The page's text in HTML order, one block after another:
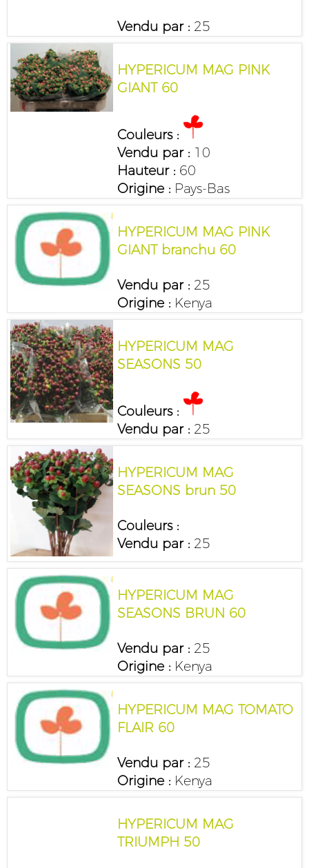
Vendu par :25
HYPERICUM MAG PINK
GIANT 60
Couleurs :
Vendu par :10
Hauteur :60
Origine :Pays-Bas
HYPERICUM MAG PINK
GIANT branchu 60
Vendu par :25
Origine :Kenya
HYPERICUM MAG
SEASONS 50
Couleurs :
Vendu par :25
HYPERICUM MAG
SEASONS brun 50
Couleurs :
Vendu par :25
HYPERICUM MAG
SEASONS BRUN 60
Vendu par :25
Origine :Kenya
HYPERICUM MAG TOMATO
FLAIR 60
Vendu par :25
Origine :Kenya
HYPERICUM MAG
TRIUMPH 50